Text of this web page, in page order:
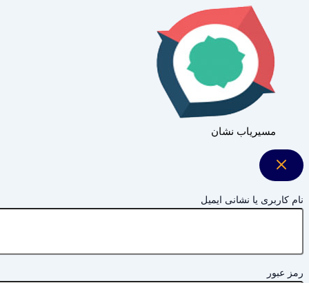
مسیریاب نشان
نام کاربری یا نشانی ایمیل
رمز عبور